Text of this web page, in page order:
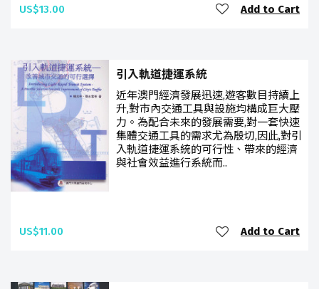
US$13.00 Add to Cart
引入軌道捷運系統
近年澳門經濟發展迅速,遊客數目持續上
升,對市內交通工具與設施均構成巨大壓
力。為配合未來的發展需要,對一套快速
集體交通工具的需求尤為殷切,因此,對引
入軌道捷運系統的可行性、帶來的經濟
與社會效益進行系統而..
US$11.00 Add to Cart